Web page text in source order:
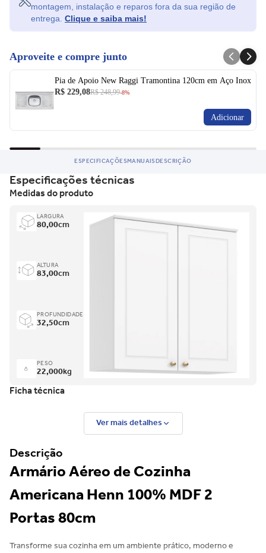
montagem, instalação e reparos fora da sua região de
entrega. Clique e saiba mais!
Aproveite e compre junto
Pia de Apoio New Raggi Tramontina 120cm em Aço Inox
R$ 229,08R$ 248,99-8%
Adicionar
ESPECIFICAÇÕESMANUAISDESCRIÇÃO
Especificações técnicas
Medidas do produto
LARGURA
80,00cm
ALTURA
83,00cm
PROFUNDIDADE
32,50cm
PESO
22,000kg
Ficha técnica
Ver mais detalhes
Descrição
Armário Aéreo de Cozinha
Americana Henn 100% MDF 2
Portas 80cm
Transforme sua cozinha em um ambiente prático, moderno e